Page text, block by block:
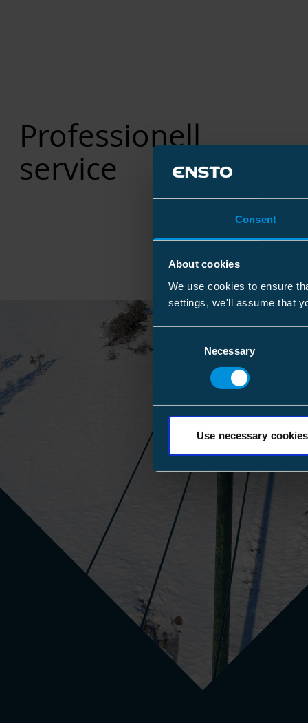
Consent
About cookies
We use cookies to ensure
settings, we'll assume that
Selection
Necessary
Use necessary
Professionell
service